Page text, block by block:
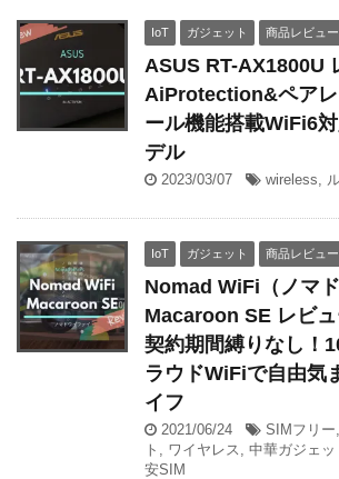
IoT ガジェット 商品レビュー
ASUS RT-AX1800U
AiProtection&ペアレ
ール機能搭載WiFi6
デル
2023/03/07 wireless
IoT ガジェット 商品レビュー
Nomad WiFi（ノマ
Macaroon SE レビュ
契約期間縛りなし！
ラウドWiFiで自由気
イフ
2021/06/24 SIMフリー
ト
ワイヤレス 中華ガジェッ
安SIM